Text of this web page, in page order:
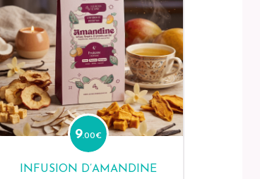
9.00€
INFUSION D’AMANDINE